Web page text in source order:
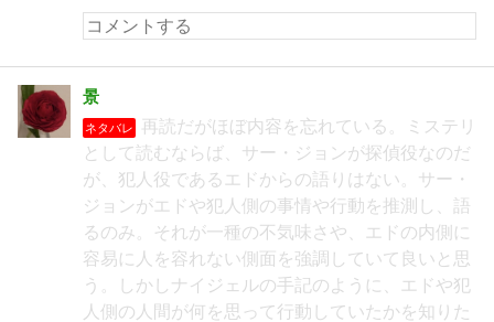
景
ネタバレ
再読だがほぼ内容を忘れている。ミステリ
として読むならば、サー・ジョンが探偵役なのだ
が、犯人役であるエドからの語りはない。サー・
ジョンがエドや犯人側の事情や行動を推測し、語
るのみ。それが一種の不気味さや、エドの内側に
容易に人を容れない側面を強調していて良いと思
う。しかしナイジェルの手記のように、エドや犯
人側の人間が何を思って行動していたかを知りた